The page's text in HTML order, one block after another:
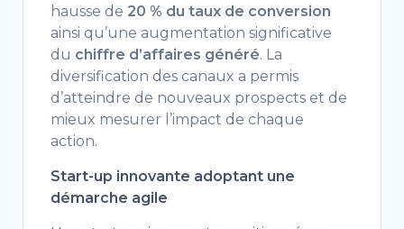
hausse de 20 % du taux de conversion
ainsi qu’une augmentation significative
du chiffre d’affaires généré. La
diversification des canaux a permis
d’atteindre de nouveaux prospects et de
mieux mesurer l’impact de chaque
action.
Start-up innovante adoptant une
démarche agile